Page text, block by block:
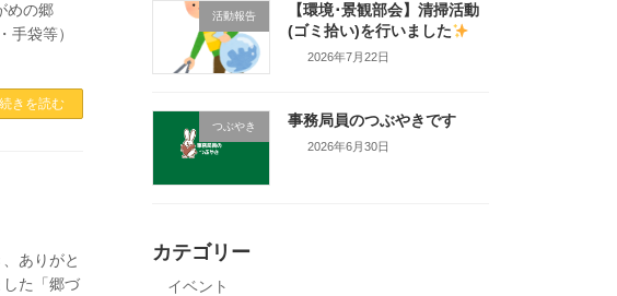
めの郷
袋等）
続きを読む
ありがと
た「郷づ
活動報告
【環境･景観部会】清掃活動
(ゴミ拾い)を行いました
2026年7月22日
つぶやき 事務局員のつぶやきです
2026年6月30日
カテゴリー
イベント